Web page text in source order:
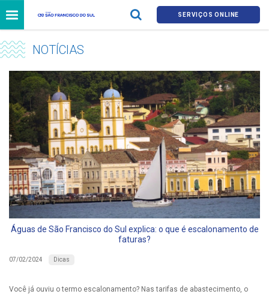
SERVIÇOS ONLINE
NOTÍCIAS
Águas de São Francisco do Sul explica: o que é escalonamento de
faturas?
07/02/2024 Dicas
Você já ouviu o termo escalonamento? Nas tarifas de abastecimento, o